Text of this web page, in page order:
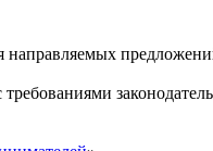
направляемых